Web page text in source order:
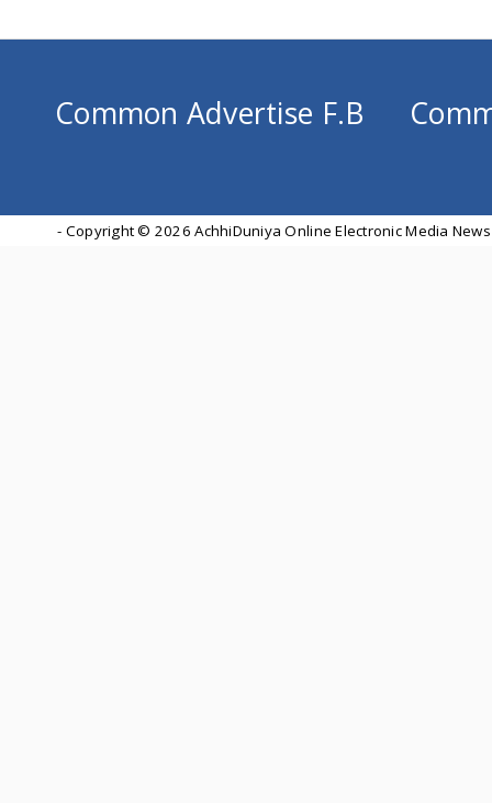
Common Advertise F.B
- Copyright © 2026 AchhiDuniya Online Electronic Media